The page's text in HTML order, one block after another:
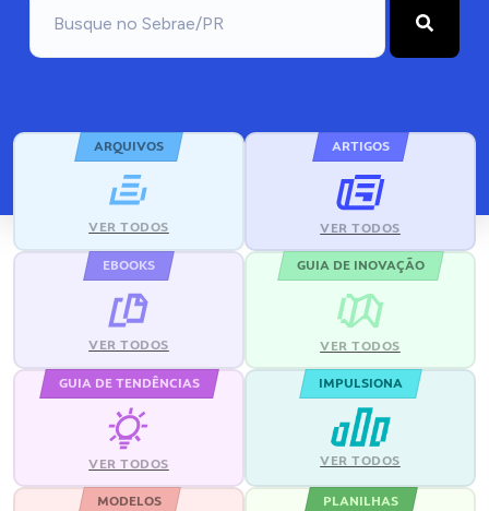
ARQUIVOS
VER TODOS
ARTIGOS
VER TODOS
EBOOKS
VER TODOS
GUIA DE INOVAÇÃO
VER TODOS
GUIA DE TENDÊNCIAS
VER TODOS
IMPULSIONA
VER TODOS
MODELOS PLANILHAS